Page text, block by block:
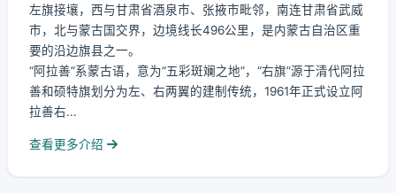
左旗接壤，西与甘肃省酒泉市、张掖市毗邻，南连甘肃省武威
市，北与蒙古国交界，边境线长496公里，是内蒙古自治区重
要的沿边旗县之一。
“阿拉善”系蒙古语，意为“五彩斑斓之地”，“右旗”源于清代阿拉
善和硕特旗划分为左、右两翼的建制传统，1961年正式设立阿
拉善右...
查看更多介绍